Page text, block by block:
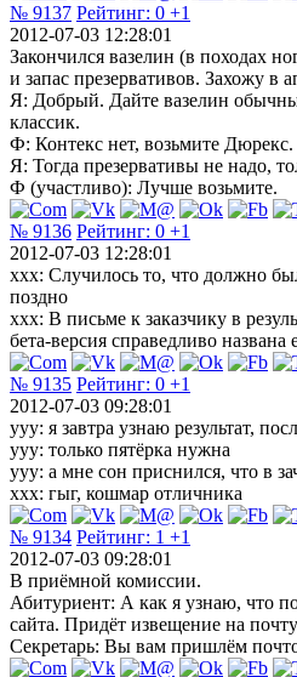
№ 9137 Рейтинг: 0 +1
2012-07-03 12:28:01
Закончился вазелин (в походах
и запас презервативов. Захожу в
Я: Добрый. Дайте вазелин
классик.
Ф: Контекс нет, возьмите Дюрекс.
Я: Тогда презервативы не надо,
Ф (участливо): Лучше возьмите.
№ 9136 Рейтинг: 0 +1
2012-07-03 12:28:01
xxx: Случилось то, что должно
поздно
xxx: В письме к заказчику в
бета-версия справедливо названа
№ 9135 Рейтинг: 0 +1
2012-07-03 09:28:01
yyy: я завтра узнаю результат,
yyy: только пятёрка нужна
yyy: а мне сон приснился, что в
xxx: гыг, кошмар отличника
№ 9134 Рейтинг: 1 +1
2012-07-03 09:28:01
В приёмной комиссии.
Абитуриент: А как я узнаю, что
сайта. Придёт извещение на
Секретарь: Вы вам пришлём